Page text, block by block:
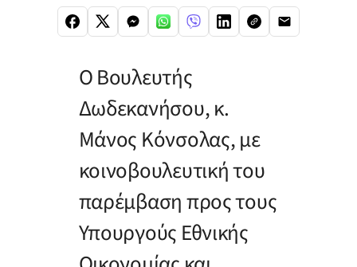
Ο Βουλευτής
Δωδεκανήσου, κ.
Μάνος Κόνσολας, με
κοινοβουλευτική του
παρέμβαση προς τους
Υπουργούς Εθνικής